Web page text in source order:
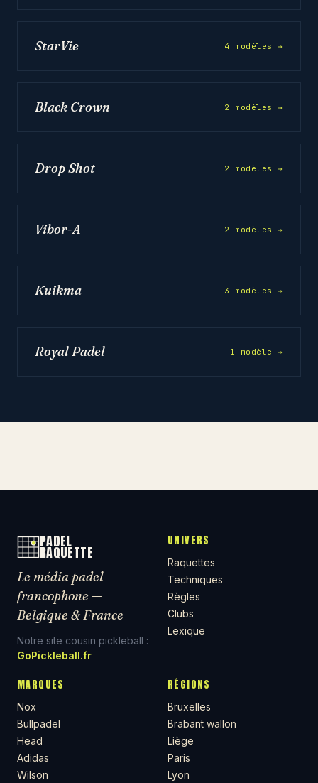
StarVie 4 modèles →
Black Crown 2 modèles →
Drop Shot 2 modèles →
Vibor-A 2 modèles →
Kuikma 3 modèles →
Royal Padel 1 modèle →
PADEL
RAQUETTE
Le média padel
francophone —
Belgique & France
Notre site cousin pickleball :
GoPickleball.fr
UNIVERS
Raquettes
Techniques
Règles
Clubs
Lexique
MARQUES
Nox
Bullpadel
Head
Adidas
Wilson
RÉGIONS
Bruxelles
Brabant wallon
Liège
Paris
Lyon